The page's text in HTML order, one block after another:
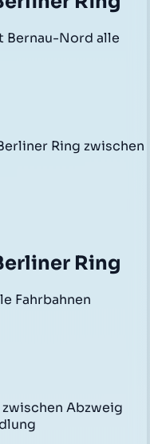
Bernau-Nord alle
Ring zwischen
Ring
Fahrbahnen
zwischen Abzweig